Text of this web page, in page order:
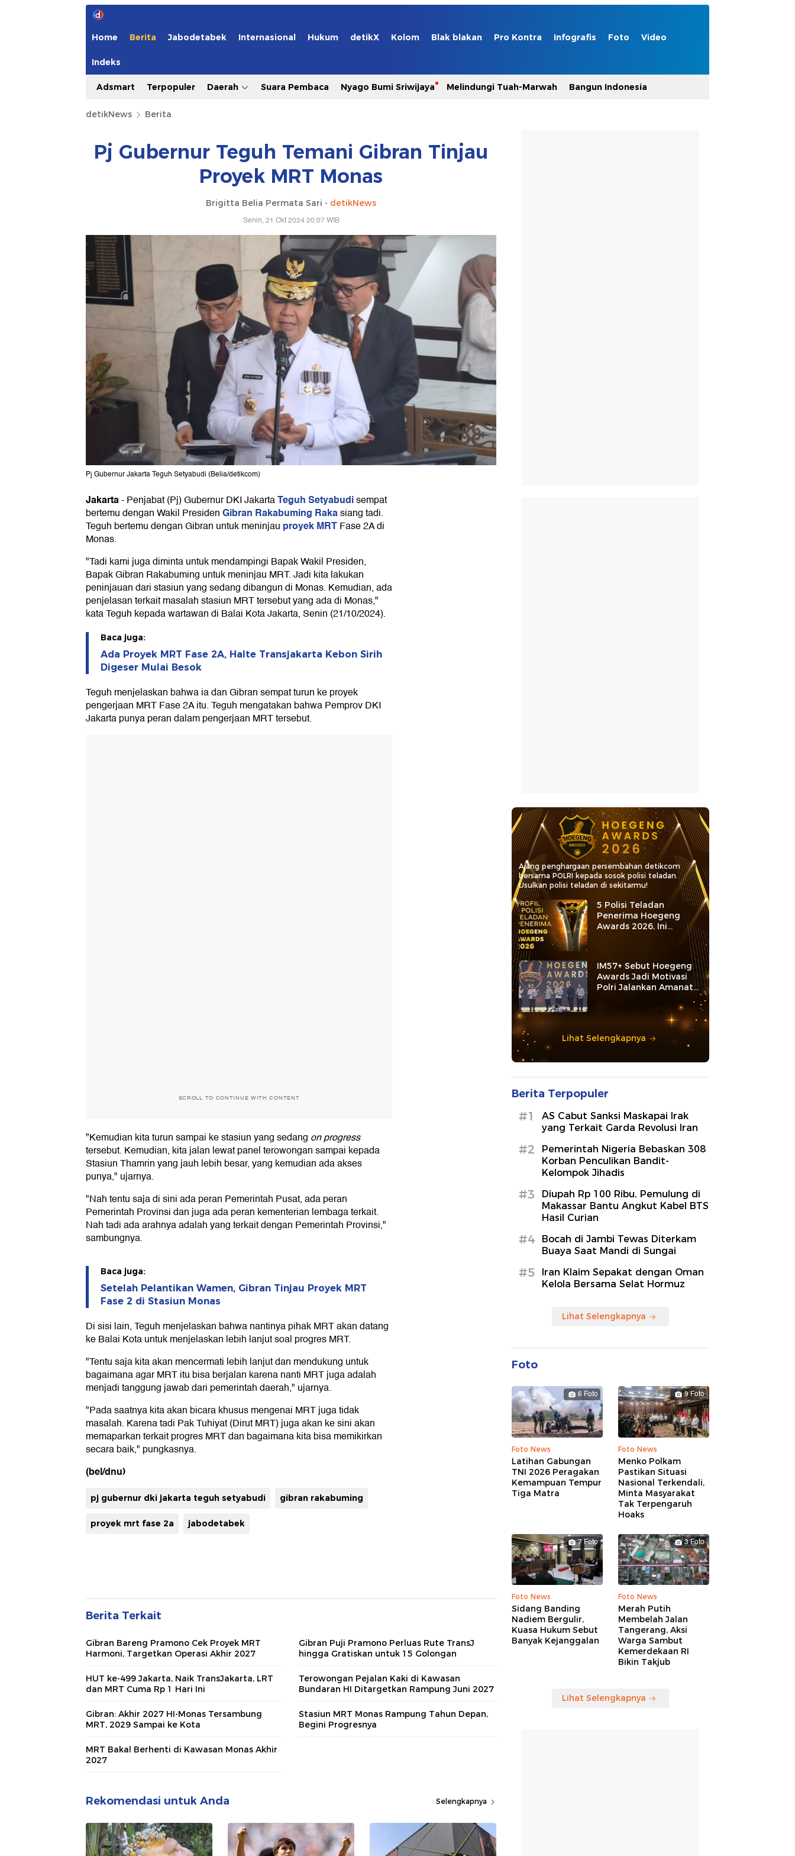
Home Berita Jabodetabek Internasional Hukum detikX Kolom Blak blakan Pro Kontra Infografis Foto Video
Indeks
Adsmart Terpopuler Daerah Suara Pembaca Nyago Bumi Sriwijaya Melindungi Tuah-Marwah Bangun Indonesia
detikNews Berita
Pj Gubernur Teguh Temani Gibran Tinjau
Proyek MRT Monas
Brigitta Belia Permata Sari - detikNews
Senin, 21 Okt 2024 20:07 WIB
Pj Gubernur Jakarta Teguh Setyabudi (Belia/detikcom)
Jakarta-Penjabat (Pj) Gubernur DKI JakartaTeguh Setyabudisempat
bertemu dengan Wakil PresidenGibran Rakabuming Rakasiang tadi.
Teguh bertemu dengan Gibran untuk meninjau proyek MRTFase 2A di
Monas.
"Tadi kami juga diminta untuk mendampingi Bapak Wakil Presiden,
Bapak Gibran Rakabuming untuk meninjau MRT. Jadi kita lakukan
peninjauan dari stasiun yang sedang dibangun di Monas. Kemudian, ada
penjelasan terkait masalah stasiun MRT tersebut yang ada di Monas,"
kata Teguh kepada wartawan di Balai Kota Jakarta, Senin (21/10/2024).
Baca juga:
Ada Proyek MRT Fase 2A, Halte Transjakarta Kebon Sirih
Digeser Mulai Besok
Teguh menjelaskan bahwa ia dan Gibran sempat turun ke proyek
pengerjaan MRT Fase 2A itu. Teguh mengatakan bahwa Pemprov DKI
Jakarta punya peran dalam pengerjaan MRT tersebut.
SCROLL TO CONTINUE WITH CONTENT
"Kemudian kita turun sampai ke stasiun yang sedang on progress
tersebut. Kemudian, kita jalan lewat panel terowongan sampai kepada
Stasiun Thamrin yang jauh lebih besar, yang kemudian ada akses
punya," ujarnya.
"Nah tentu saja di sini ada peran Pemerintah Pusat, ada peran
Pemerintah Provinsi dan juga ada peran kementerian lembaga terkait.
Nah tadi ada arahnya adalah yang terkait dengan Pemerintah Provinsi,"
sambungnya.
Baca juga:
Setelah Pelantikan Wamen, Gibran Tinjau Proyek MRT
Fase 2 di Stasiun Monas
Di sisi lain, Teguh menjelaskan bahwa nantinya pihak MRT akan datang
ke Balai Kota untuk menjelaskan lebih lanjut soal progres MRT.
"Tentu saja kita akan mencermati lebih lanjut dan mendukung untuk
bagaimana agar MRT itu bisa berjalan karena nanti MRT juga adalah
menjadi tanggung jawab dari pemerintah daerah," ujarnya.
"Pada saatnya kita akan bicara khusus mengenai MRT juga tidak
masalah. Karena tadi Pak Tuhiyat (Dirut MRT) juga akan ke sini akan
memaparkan terkait progres MRT dan bagaimana kita bisa memikirkan
secara baik," pungkasnya.
(bel/dnu)
pj gubernur dki jakarta teguh setyabudi gibran rakabuming
proyek mrt fase 2a jabodetabek
Berita Terkait
Gibran Bareng Pramono Cek Proyek MRT
Harmoni, Targetkan Operasi Akhir 2027
Gibran Puji Pramono Perluas Rute TransJ
hingga Gratiskan untuk 15 Golongan
HUT ke-499 Jakarta, Naik TransJakarta, LRT
dan MRT Cuma Rp 1 Hari Ini
Terowongan Pejalan Kaki di Kawasan
Bundaran HI Ditargetkan Rampung Juni 2027
Gibran: Akhir 2027 HI-Monas Tersambung
MRT, 2029 Sampai ke Kota
Stasiun MRT Monas Rampung Tahun Depan,
Begini Progresnya
MRT Bakal Berhenti di Kawasan Monas Akhir
2027
Rekomendasi untuk Anda Selengkapnya
Ajang penghargaan persembahan detikcom
bersama POLRI kepada sosok polisi teladan.
Usulkan polisi teladan di sekitarmu!
5 Polisi Teladan
Penerima Hoegeng
Awards 2026, Ini
Kategori dan Kiprahnya
IM57+ Sebut Hoegeng
Awards Jadi Motivasi
Polri Jalankan Amanat
Lihat Selengkapnya
Berita Terpopuler
#1
AS Cabut Sanksi Maskapai Irak
yang Terkait Garda Revolusi Iran
#2
Pemerintah Nigeria Bebaskan 308
Korban Penculikan Bandit-
Kelompok Jihadis
#3
Diupah Rp 100 Ribu, Pemulung di
Makassar Bantu Angkut Kabel BTS
Hasil Curian
#4
Bocah di Jambi Tewas Diterkam
Buaya Saat Mandi di Sungai
#5
Iran Klaim Sepakat dengan Oman
Kelola Bersama Selat Hormuz
Lihat Selengkapnya
Foto
6 Foto
Foto News
Latihan Gabungan
TNI 2026 Peragakan
Kemampuan Tempur
Tiga Matra
9 Foto
Foto News
Menko Polkam
Pastikan Situasi
Nasional Terkendali,
Minta Masyarakat
Tak Terpengaruh
Hoaks
7 Foto
Foto News
Sidang Banding
Nadiem Bergulir,
Kuasa Hukum Sebut
Banyak Kejanggalan
3 Foto
Foto News
Merah Putih
Membelah Jalan
Tangerang, Aksi
Warga Sambut
Kemerdekaan RI
Bikin Takjub
Lihat Selengkapnya